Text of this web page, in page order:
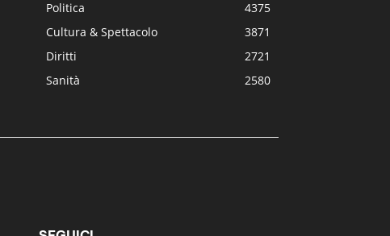
Politica
4375
Cultura & Spettacolo
3871
Diritti
2721
Sanità
2580